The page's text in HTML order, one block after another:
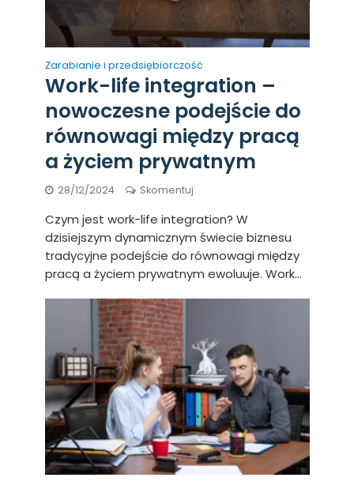
Zarabianie i przedsiębiorczość
Work-life integration –
nowoczesne podejście do
równowagi między pracą
a życiem prywatnym
28/12/2024 Skomentuj
Czym jest work-life integration? W
dzisiejszym dynamicznym świecie biznesu
tradycyjne podejście do równowagi między
pracą a życiem prywatnym ewoluuje. Work...